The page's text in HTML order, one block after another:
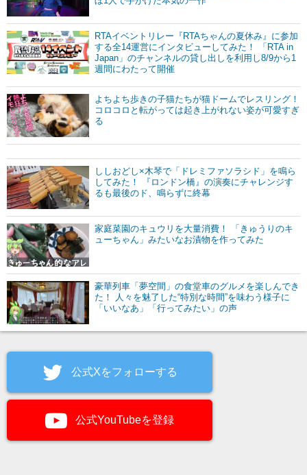
RTAイベントリレー『RTAちゃんの夏休み』に参加
する全14運営にインタビューしてみた！ 「RTA in
Japan」のチャンネルの貸し出しを利用し8/9から1
週間にわたって開催
よちよち歩きの子猫たちが猫ドームでレスリング！
コロコロと転がっては起き上がれない姿が可愛すぎ
る
ししおどし×木琴で「ドレミファソラシド」を鳴ら
してみた！ 『ロンドン橋』の演奏にチャレンジす
るも最後のド、鳴らずに終幕
家庭菜園のキュウリを大量消費！ 「きゅうりのキ
ューちゃん」みたいなお漬物を作ってみた
豪華列車「夢空間」の食堂車のグルメを楽しんでき
た！ 人々を魅了した“特別な時間”を味わう様子に
「いいなあ」「行ってみたい」の声
公式Xをフォローする
公式YouTubeを登録